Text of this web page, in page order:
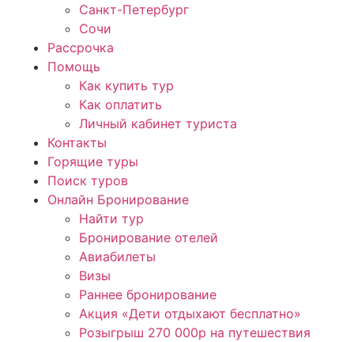
Санкт-Петербург
Сочи
Рассрочка
Помощь
Как купить тур
Как оплатить
Личный кабинет туриста
Контакты
Горящие туры
Поиск туров
Онлайн Бронирование
Найти тур
Бронирование отелей
Авиабилеты
Визы
Раннее бронирование
Акция «Дети отдыхают бесплатно»
Розыгрыш 270 000р на путешествия